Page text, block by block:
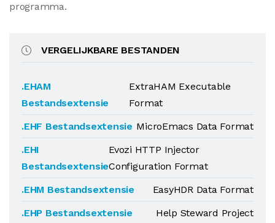
programma.
VERGELIJKBARE BESTANDEN
.EHAM
Bestandsextensie
ExtraHAM Executable
Format
.EHF Bestandsextensie MicroEmacs Data Format
.EHI
Bestandsextensie
Evozi HTTP Injector
Configuration Format
.EHM Bestandsextensie
EasyHDR Data Format
.EHP Bestandsextensie
Help Steward Project